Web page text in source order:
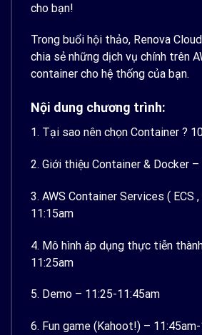
cho bạn!
Trong buổi hội thảo, Renova
chia sẻ những dịch vụ chính trên
container cho hệ thống của bạn.
Nội dung chương trình:
1. Tại sao nên chọn Container ?
2. Giới thiệu Container & Docker
3. AWS Container Services ( ECS
11:15am
4. Mô hình áp dụng thực tiễn
11:25am
5. Demo – 11:25-11:45am
6. Fun game (Kahoot!) –